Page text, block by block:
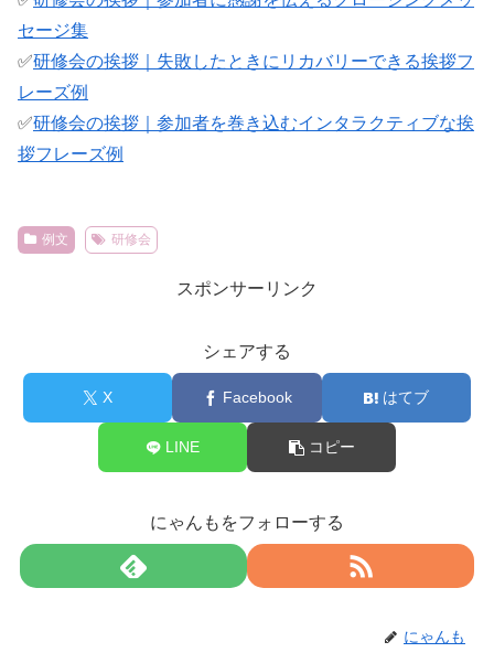
セージ集
✅研修会の挨拶｜失敗したときにリカバリーできる挨拶フ
レーズ例
✅研修会の挨拶｜参加者を巻き込むインタラクティブな挨
拶フレーズ例
例文 研修会
スポンサーリンク
シェアする
X Facebook はてブ
LINE コピー
にゃんもをフォローする
にゃんも